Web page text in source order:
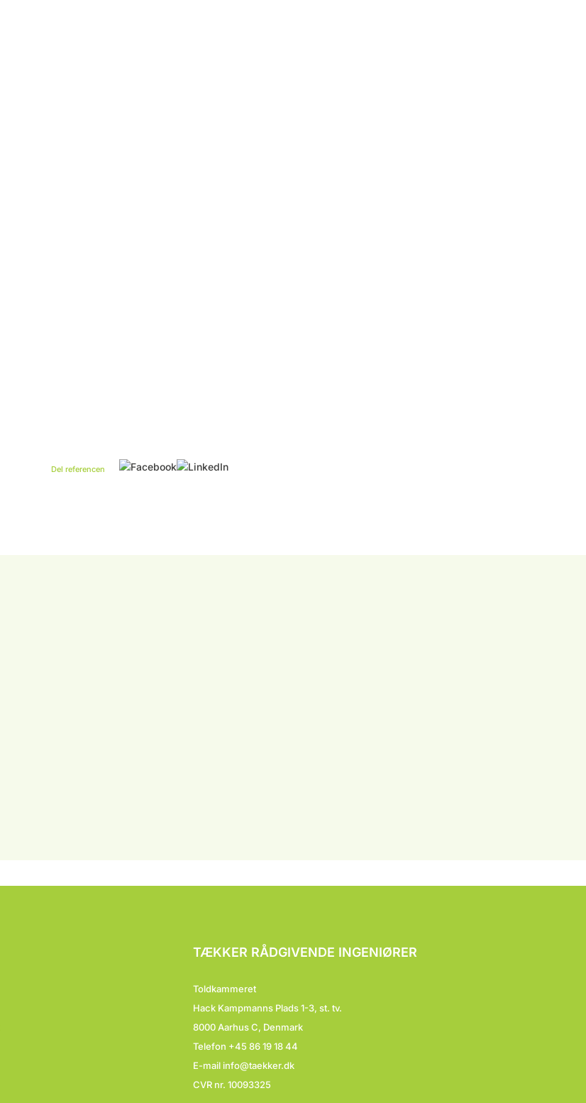
TÆKKER RÅDGIVENDE INGENIØRER
Toldkammeret
Hack Kampmanns Plads 1-3, st. tv.
8000 Aarhus C, Denmark
Telefon +45 86 19 18 44
E-mail info@taekker.dk
CVR nr. 10093325